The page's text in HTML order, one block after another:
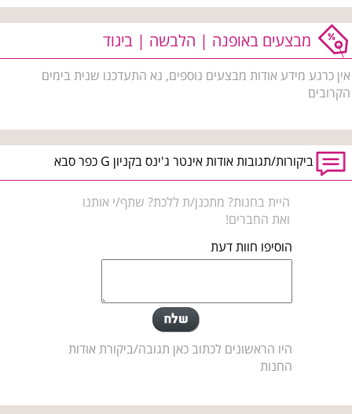
מבצעים באופנה | הלבשה | ביגוד
אין כרגע מידע אודות מבצעים נוספים, נא התעדכנו שנית בימים
הקרובים
ביקורות/תגובות אודות אינטר ג'ינס בקניון G כפר סבא
היית בחנות? מתכנן/ת ללכת? שתף/י אותנו
ואת החברים!
הוסיפו חוות דעת
היו הראשונים לכתוב כאן תגובה/ביקורת אודות
החנות